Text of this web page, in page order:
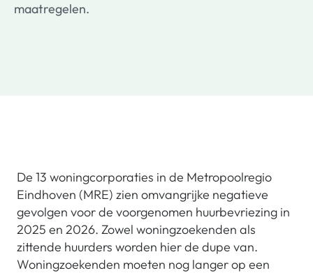
maatregelen.
De 13 woningcorporaties in de Metropoolregio
Eindhoven (MRE) zien omvangrijke negatieve
gevolgen voor de voorgenomen huurbevriezing in
2025 en 2026. Zowel woningzoekenden als
zittende huurders worden hier de dupe van.
Woningzoekenden moeten nog langer op een